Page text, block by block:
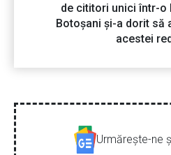
de cititori unici într-o
Botoșani și-a dorit să
acestei
Urmăreşte-ne